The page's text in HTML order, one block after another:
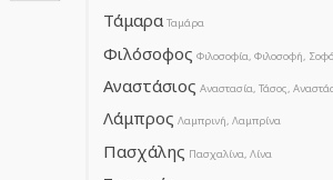
Τάμαρα Ταμάρα
Φιλόσοφος Φιλοσοφία, Φιλοσοφή,
Αναστάσιος Αναστασία, Τάσος,
Λάμπρος Λαμπρινή, Λαμπρίνα
Πασχάλης Πασχαλίνα, Λίνα